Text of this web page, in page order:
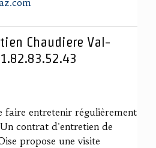
Chaudiere Val-
faire entretenir régulièrement
contrat d'entretien de
propose une visite